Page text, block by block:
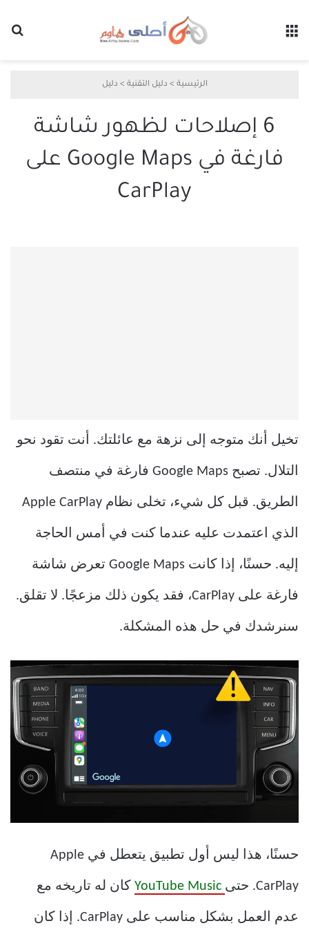
الرئيسية > دليل التقنية > دليل
6 إصلاحات لظهور شاشة
فارغة في Google Maps على
CarPlay
تخيل أنك متوجه إلى نزهة مع عائلتك. أنت تقود نحو
التلال. تصبح Google Maps فارغة في منتصف
الطريق. قبل كل شيء، تخلى نظام Apple CarPlay
الذي اعتمدت عليه عندما كنت في أمس الحاجة
إليه. حسنًا، إذا كانت Google Maps تعرض شاشة
فارغة على CarPlay، فقد يكون ذلك مزعجًا. لا تقلق.
سنرشدك في حل هذه المشكلة.
حسنًا، هذا ليس أول تطبيق يتعطل في Apple
CarPlay. حتى كان له تاريخه مع
عدم العمل بشكل مناسب على CarPlay. إذا كان